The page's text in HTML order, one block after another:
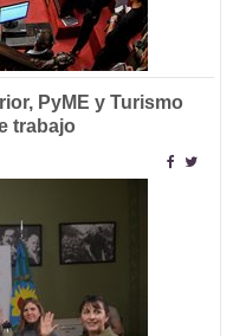
PyME y Turismo
trabajo